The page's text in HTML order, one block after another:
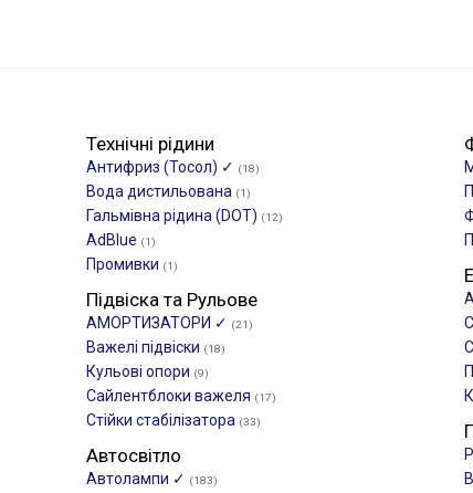
Технічні рідини
Антифриз (Тосол) ✓ (18)
Вода дистильована (1)
Гальмівна рідина (DOT) (12)
AdBlue (1)
Промивки (1)
Підвіска та Рульове
АМОРТИЗАТОРИ ✓ (21)
Важелі підвіски (18)
Кульові опори (9)
Сайлентблоки важеля (17)
Стійки стабілізатора (33)
Автосвітло
Автолампи ✓ (183)